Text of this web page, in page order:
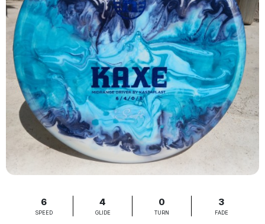
6
SPEED
4
GLIDE
0
TURN
3
FADE